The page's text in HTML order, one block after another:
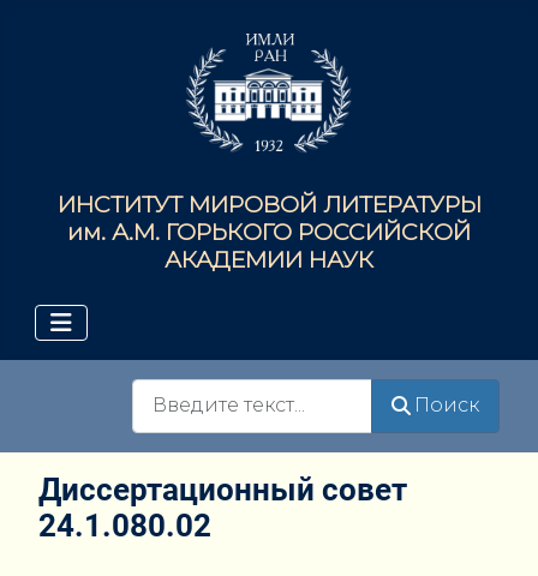
ИНСТИТУТ МИРОВОЙ ЛИТЕРАТУРЫ
им. А.М. ГОРЬКОГО РОССИЙСКОЙ
АКАДЕМИИ НАУК
Поиск
Диссертационный совет
24.1.080.02